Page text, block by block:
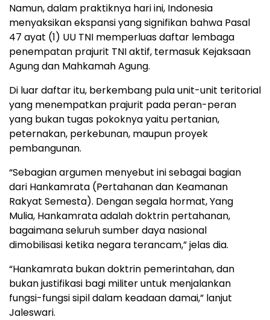
Namun, dalam praktiknya hari ini, Indonesia
menyaksikan ekspansi yang signifikan bahwa Pasal
47 ayat (1) UU TNI memperluas daftar lembaga
penempatan prajurit TNI aktif, termasuk Kejaksaan
Agung dan Mahkamah Agung.
Di luar daftar itu, berkembang pula unit-unit teritorial
yang menempatkan prajurit pada peran-peran
yang bukan tugas pokoknya yaitu pertanian,
peternakan, perkebunan, maupun proyek
pembangunan.
“Sebagian argumen menyebut ini sebagai bagian
dari Hankamrata (Pertahanan dan Keamanan
Rakyat Semesta). Dengan segala hormat, Yang
Mulia, Hankamrata adalah doktrin pertahanan,
bagaimana seluruh sumber daya nasional
dimobilisasi ketika negara terancam,” jelas dia.
“Hankamrata bukan doktrin pemerintahan, dan
bukan justifikasi bagi militer untuk menjalankan
fungsi-fungsi sipil dalam keadaan damai,” lanjut
Jaleswari.